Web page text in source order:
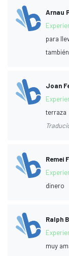
Arnau
para
Joan
terraza
Remei
dinero
Ralph
muy